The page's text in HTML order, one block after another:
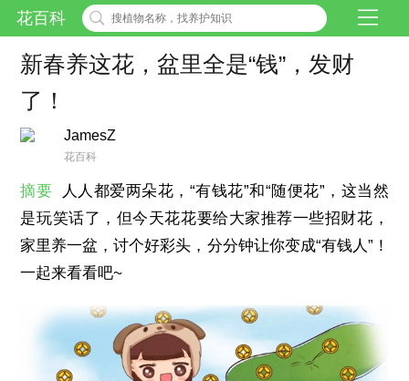
花百科
新春养这花，盆里全是“钱”，发财
了！
JamesZ
花百科
摘要
人人都爱两朵花，“有钱花”和“随便花”，这当然
是玩笑话了，但今天花花要给大家推荐一些招财花，
家里养一盆，讨个好彩头，分分钟让你变成“有钱人”！
一起来看看吧~